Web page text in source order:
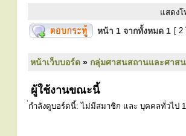
แสดง
หน้า 1 จากทั้งหมด 1 [ 2
หน้าเว็บบอร์ด » กลุ่มศาสนสถานและศาส
ผู้ใช้งานขณะนี้
กำลังดูบอร์ดนี้: ไม่มีสมาชิก และ บุคคลทั่วไป